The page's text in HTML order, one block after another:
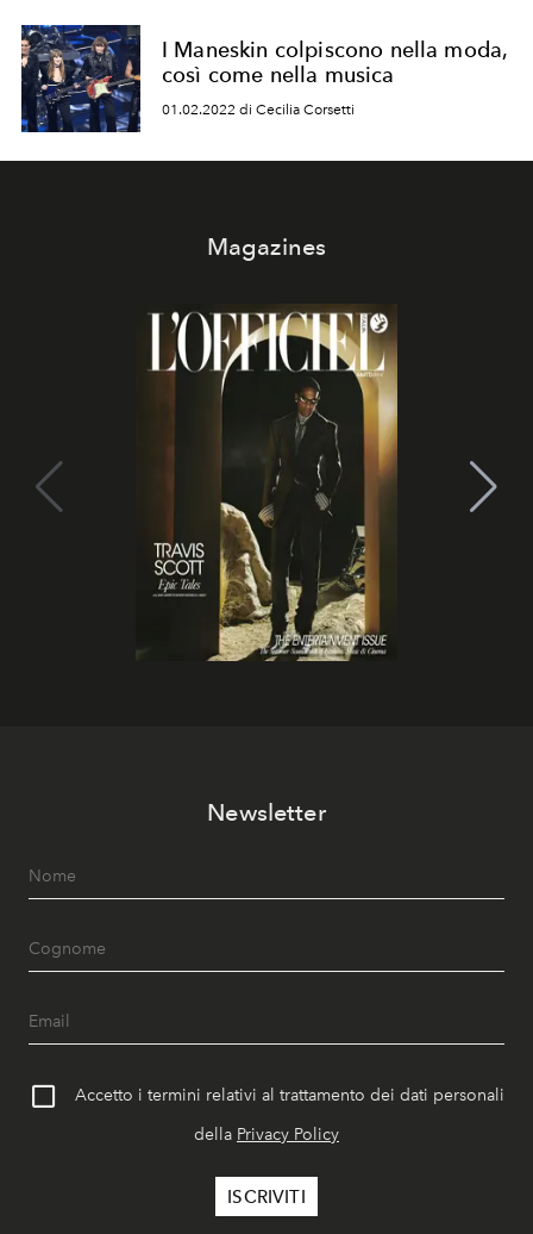
I Maneskin colpiscono nella moda,
così come nella musica
01.02.2022 di Cecilia Corsetti
Magazines
Newsletter
Accetto i termini relativi al trattamento dei dati personali
della Privacy Policy